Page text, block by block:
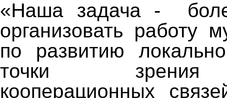
«Наша задача -
организовать работу
по развитию
точки зрения
кооперационных